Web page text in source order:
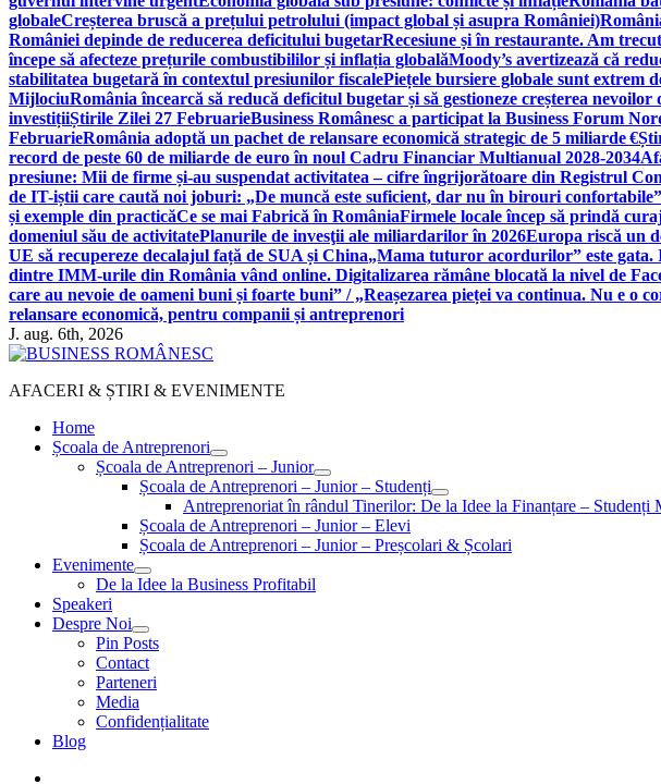
globaleCreșterea bruscă a prețului petrolului (impact global și asupra României)
României depinde de reducerea deficitului bugetarRecesiune și în restaurante. Am
începe să afecteze prețurile combustibililor și inflația globalăMoody’s avertizează că
stabilitatea bugetară în contextul presiunilor fiscalePiețele bursiere globale sunt extrem
MijlociuRomânia încearcă să reducă deficitul bugetar și să gestioneze creșterea nevoilor
investițiiȘtirile Zilei 27 FebruarieBusiness Românesc a participat la Business Forum
FebruarieRomânia adoptă un pachet de relansare economică strategic de 5 miliarde €
record de peste 60 de miliarde de euro în noul Cadru Financiar Multianual 2028-2034
presiune: Mii de firme și-au suspendat activitatea – cifre îngrijorătoare din Registrul
de IT-iștii care caută noi joburi: „De muncă este suficient, dar nu în birouri confortabile”
și exemple din practicăCe se mai Fabrică în RomâniaFirmele locale încep să prindă
domeniul său de activitatePlanurile de invesţii ale miliardarilor în 2026Europa riscă un
UE să recupereze decalajul față de SUA și China„Mama tuturor acordurilor” este gata.
dintre IMM-urile din România vând online. Digitalizarea rămâne blocată la nivel de
care au nevoie de oameni buni și foarte buni” / „Reașezarea pieței va continua. Nu e o
relansare economică, pentru companii și antreprenori
J. aug. 6th, 2026
AFACERI & ȘTIRI & EVENIMENTE
Home
Școala de Antreprenori
Școala de Antreprenori – Junior
Școala de Antreprenori – Junior – Studenți
Antreprenoriat în rândul Tinerilor: De la Idee la Finanțare – Studenți
Școala de Antreprenori – Junior – Elevi
Școala de Antreprenori – Junior – Preșcolari & Școlari
Evenimente
De la Idee la Business Profitabil
Speakeri
Despre Noi
Pin Posts
Contact
Parteneri
Media
Confidențialitate
Blog